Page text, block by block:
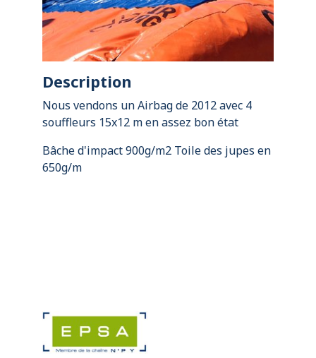
Description
Nous vendons un Airbag de 2012 avec 4
souffleurs 15x12 m en assez bon état
Bâche d'impact 900g/m2 Toile des jupes en
650g/m